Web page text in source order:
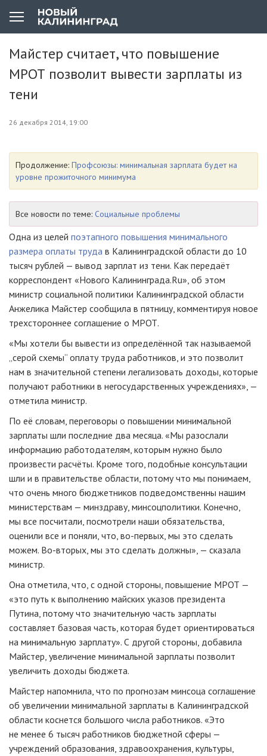
Майстер считает, что повышение
МРОТ позволит вывести зарплаты из
тени
26 декабря 2014, 19:00
Продолжение: Профсоюзы: минимальная зарплата будет на
уровне прожиточного минимума
Все новости по теме: Социальные проблемы
Одна из целей поэтапного повышения минимального
размера оплаты труда в Калининградской области до 10
тысяч рублей — вывод зарплат из тени. Как передаёт
корреспондент «Нового Калининграда.Ru», об этом
министр социальной политики Калининградской области
Анжелика Майстер сообщила в пятницу, комментируя новое
трехстороннее соглашение о МРОТ.
«Мы хотели бы вывести из определённой так называемой
„серой схемы“ оплату труда работников, и это позволит
нам в значительной степени легализовать доходы, которые
получают работники в негосударственных учреждениях», —
отметила министр.
По её словам, переговоры о повышении минимальной
зарплаты шли последние два месяца. «Мы разослали
информацию работодателям, которым нужно было
произвести расчёты. Кроме того, подобные консультации
шли и в правительстве области, потому что мы понимаем,
что очень много бюджетников подведомственны нашим
министерствам — минздраву, минсоцполитики. Конечно,
мы все посчитали, посмотрели наши обязательства,
оценили все и поняли, что, во-первых, мы это сделать
можем. Во-вторых, мы это сделать должны», — сказала
министр.
Она отметила, что, с одной стороны, повышение МРОТ —
«это путь к выполнению майских указов президента
Путина, потому что значительную часть зарплаты
составляет базовая часть, которая будет ориентироваться
на минимальную зарплату». С другой стороны, добавила
Майстер, увеличение минимальной зарплаты позволит
увеличить доходы бюджета.
Майстер напомнила, что по прогнозам минсоца соглашение
об увеличении минимальной зарплаты в Калининградской
области коснется большого числа работников. «Это
не менее 6 тысяч работников бюджетной сферы —
учреждений образования, здравоохранения, культуры,